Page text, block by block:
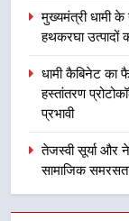
3
4
मुख्यमंत्री धामी
हथकरघा उत्पादों
धामी कैबिनेट का
हस्तांतरण
प्रभावी
तेजस्वी सूर्या और
सामाजिक